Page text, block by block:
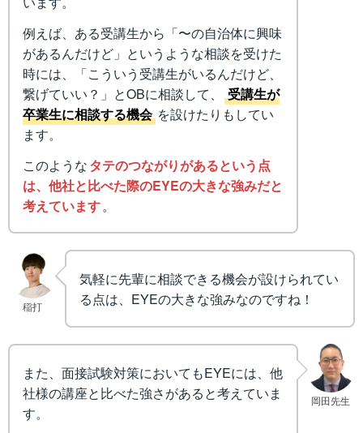
例えば、ある受講生から「〜の自治体に興味
があるんだけど」というような相談を受けた
時には、「こういう受講生がいるんだけど、
繋げていい？」とOBに相談して、
受講生が
卒業生に相談する機会 を設けたりもしてい
ます。
このようなタテのつながりがあるという点
は、他社と比べた際のEYEの大きな強みだと
考えています。
稲打
気軽に先輩に相談できる機会が設けられてい
る点は、EYEの大きな強みなのですね！
岡田先生
また、面接試験対策においてもEYEには、他
社様の講座と比べた強さがあると考えていま
す。